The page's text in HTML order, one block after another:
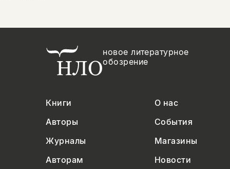
новое литературное
обозрение
Книги
О нас
Авторы
События
Журналы
Магазины
Авторам
Новости